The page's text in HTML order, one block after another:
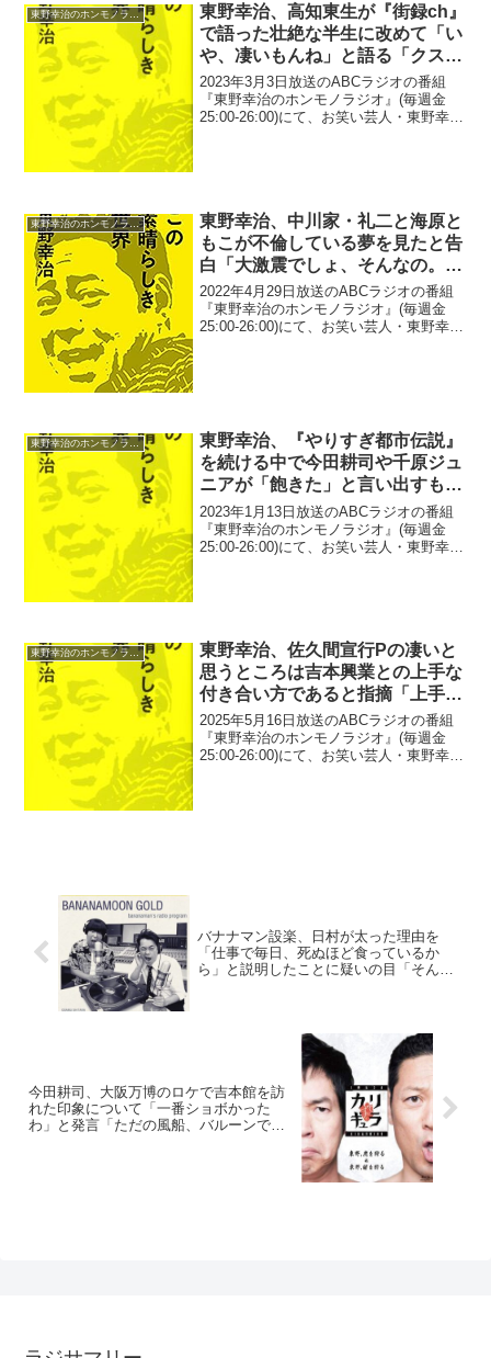
東野幸治のホンモノラジオ
東野幸治、高知東生が『街録ch』
で語った壮絶な半生に改めて「い
や、凄いもんね」と語る「クスリ
との関わり方とか…」
2023年3月3日放送のABCラジオの番組
『東野幸治のホンモノラジオ』(毎週金
25:00-26:00)にて、お笑い芸人・東野幸治
東野幸治のホンモノラジオ
東野幸治、中川家・礼二と海原と
もこが不倫している夢を見たと告
白「大激震でしょ、そんなの。瀬
下どころじゃないですよ(笑)」
2022年4月29日放送のABCラジオの番組
『東野幸治のホンモノラジオ』(毎週金
25:00-26:00)にて、お笑い芸人・東野幸治
東野幸治のホンモノラジオ
東野幸治、『やりすぎ都市伝説』
を続ける中で今田耕司や千原ジュ
ニアが「飽きた」と言い出すも高
視聴率で継続していると明かす
2023年1月13日放送のABCラジオの番組
『東野幸治のホンモノラジオ』(毎週金
25:00-26:00)にて、お笑い芸人・東野幸治
東野幸治のホンモノラジオ
東野幸治、佐久間宣行Pの凄いと
思うところは吉本興業との上手な
付き合い方であると指摘「上手に
吉本とアウトボクシングして」
2025年5月16日放送のABCラジオの番組
『東野幸治のホンモノラジオ』(毎週金
25:00-26:00)にて、お笑い芸人・東野幸治
バナナマン設楽、日村が太った理由を
「仕事で毎日、死ぬほど食っているか
ら」と説明したことに疑いの目「そんな
今田耕司、大阪万博のロケで吉本館を訪
れた印象について「一番ショボかった
わ」と発言「ただの風船、バルーンで